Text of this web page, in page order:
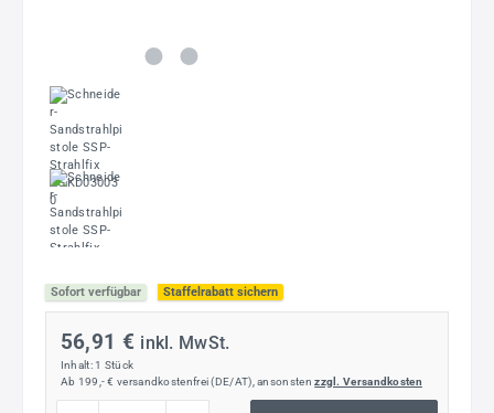
Sofort verfügbar Staffelrabatt sichern
56,91 € inkl. MwSt.
Inhalt: 1 Stück
Ab 199,- € versandkostenfrei (DE/AT), ansonstenzzgl. Versandkosten